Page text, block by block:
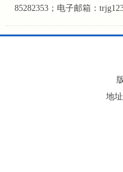
85282353；电子邮箱：
地